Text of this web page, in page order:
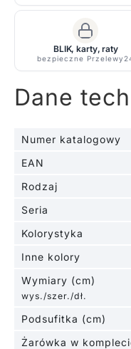
6840
BLIK, karty, raty
bezpieczne
Dane
Numer katalogowy
EAN
Rodzaj
Seria
Kolorystyka
Inne kolory
Wymiary (cm)
wys./szer./dł.
Podsufitka (cm)
Żarówka w